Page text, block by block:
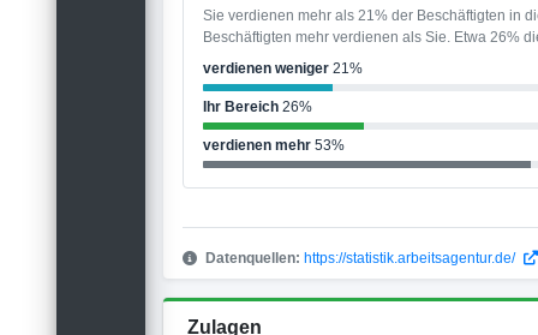
Sie verdienen mehr als 21% der Beschäftigten in
Beschäftigten mehr verdienen als Sie. Etwa 26%
verdienen weniger 21%
Ihr Bereich 26%
verdienen mehr 53%
Datenquellen: https://statistik.arbeitsagentur.de/
Zulagen